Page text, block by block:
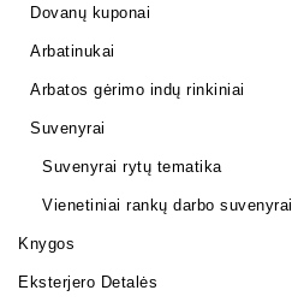
Dovanų kuponai
Arbatinukai
Arbatos gėrimo indų rinkiniai
Suvenyrai
Suvenyrai rytų tematika
Vienetiniai rankų darbo suvenyrai
Knygos
Eksterjero Detalės